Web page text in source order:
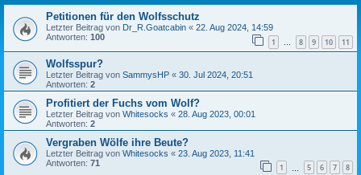
Petitionen für den Wolfsschutz
Letzter Beitrag von Dr_R.Goatcabin « 22. Aug 2024, 14:59
Antworten: 100 1 … 8 9 10 11
Wolfsspur?
Letzter Beitrag von SammysHP « 30. Jul 2024, 20:51
Antworten: 2
Profitiert der Fuchs vom Wolf?
Letzter Beitrag von Whitesocks « 28. Aug 2023, 00:01
Antworten: 2
Vergraben Wölfe ihre Beute?
Letzter Beitrag von Whitesocks « 23. Aug 2023, 11:41
Antworten: 71 1 5 6 7 8